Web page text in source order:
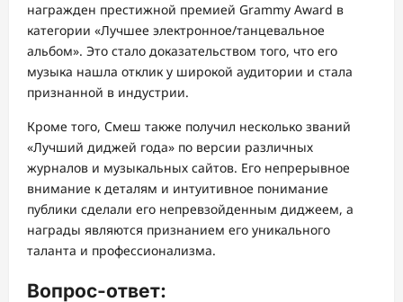
награжден престижной премией Grammy Award в
категории «Лучшее электронное/танцевальное
альбом». Это стало доказательством того, что его
музыка нашла отклик у широкой аудитории и стала
признанной в индустрии.
Кроме того, Смеш также получил несколько званий
«Лучший диджей года» по версии различных
журналов и музыкальных сайтов. Его непрерывное
внимание к деталям и интуитивное понимание
публики сделали его непревзойденным диджеем, а
награды являются признанием его уникального
таланта и профессионализма.
Вопрос-ответ: